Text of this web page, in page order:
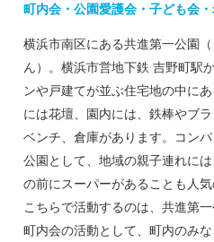
町内会・公園愛護会・子ども会
横浜市南区にある共進第一公園
ん）。横浜市営地下鉄 吉野町駅
ンや戸建てが並ぶ住宅地の中に
には花壇、園内には、鉄棒やブ
ベンチ、倉庫があります。コン
公園として、地域の親子連れに
の前にスーパーがあることも人気
こちらで活動するのは、共進第
町内会の活動として、町内のみ